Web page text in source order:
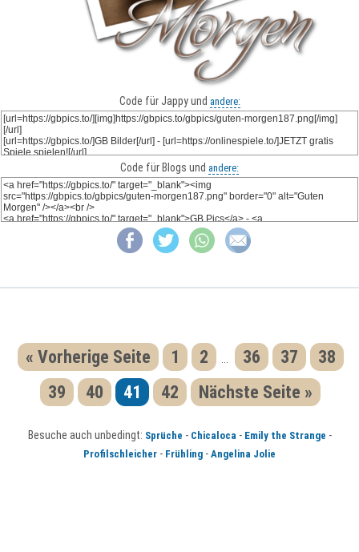
Code für Jappy und andere:
Code für Blogs und andere:
« Vorherige Seite 1 2 ... 36 37
38
39
40 41 42 Nächste Seite »
Besuche auch unbedingt: Sprüche - Chicaloca- Emily the Strange -
Profilschleicher - Frühling - Angelina Jolie